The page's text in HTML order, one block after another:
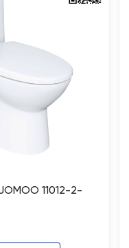
11012-2-